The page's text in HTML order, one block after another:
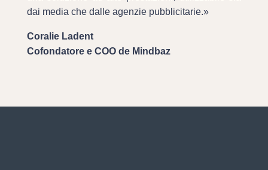
dai media che dalle agenzie pubblicitarie.»
Coralie Ladent
Cofondatore e COO de Mindbaz